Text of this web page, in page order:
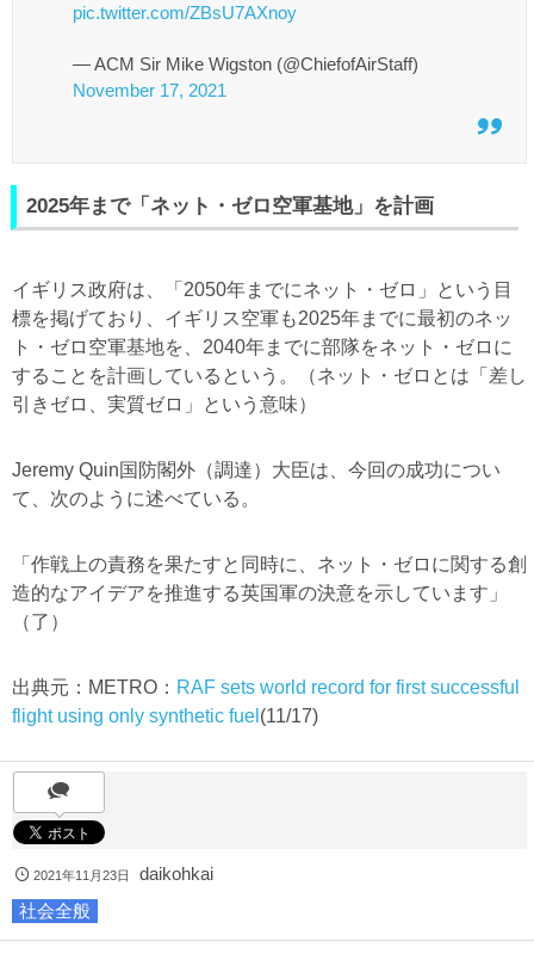
pic.twitter.com/ZBsU7AXnoy
— ACM Sir Mike Wigston (@ChiefofAirStaff)
November 17, 2021
2025年まで「ネット・ゼロ空軍基地」を計画
イギリス政府は、「2050年までにネット・ゼロ」という目
標を掲げており、イギリス空軍も2025年までに最初のネッ
ト・ゼロ空軍基地を、2040年までに部隊をネット・ゼロに
することを計画しているという。（ネット・ゼロとは「差し
引きゼロ、実質ゼロ」という意味）
Jeremy Quin国防閣外（調達）大臣は、今回の成功につい
て、次のように述べている。
「作戦上の責務を果たすと同時に、ネット・ゼロに関する創
造的なアイデアを推進する英国軍の決意を示しています」
（了）
出典元：METRO： RAF sets world record for first successful
flight using only synthetic fuel (11/17)
2021年11月23日
daikohkai
社会全般